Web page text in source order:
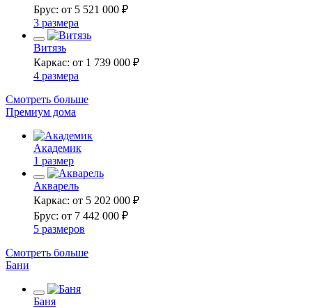
Брус: от 5 521 000 ₽
3 размера
Витязь
Каркас: от 1 739 000 ₽
4 размера
Смотреть больше
Премиум дома
Академик
1 размер
Акварель
Каркас: от 5 202 000 ₽
Брус: от 7 442 000 ₽
5 размеров
Смотреть больше
Бани
Баня